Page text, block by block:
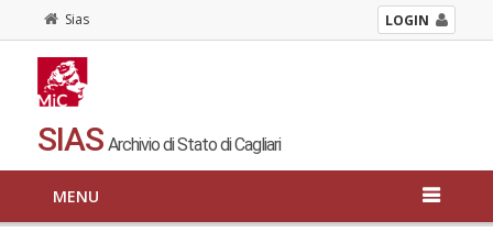
Sias LOGIN
SIAS Archivio di Stato di Cagliari
MENU